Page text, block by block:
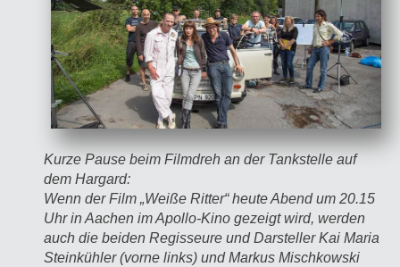
Kurze Pause beim Filmdreh an der Tankstelle auf
dem Hargard:
Wenn der Film „Weiße Ritter“ heute Abend um 20.15
Uhr in Aachen im Apollo-Kino gezeigt wird, werden
auch die beiden Regisseure und Darsteller Kai Maria
Steinkühler (vorne links) und Markus Mischkowski